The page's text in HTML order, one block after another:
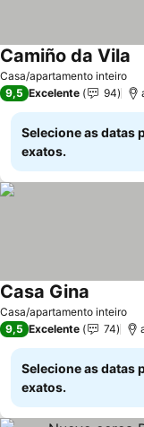
Casa/apartamento inteiro
Camiño da Vila
9,5 Excelente 94
Selecione as datas
exatos.
Casa/apartamento inteiro
Casa Gina
9,5 Excelente 74
Selecione as datas
exatos.